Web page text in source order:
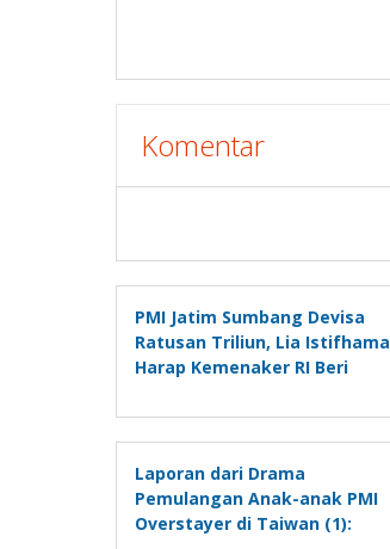
Komentar
PMI Jatim Sumbang Devisa
Ratusan Triliun, Lia Istifhama
Harap Kemenaker RI Beri
Laporan dari Drama
Pemulangan Anak-anak PMI
Overstayer di Taiwan (1):